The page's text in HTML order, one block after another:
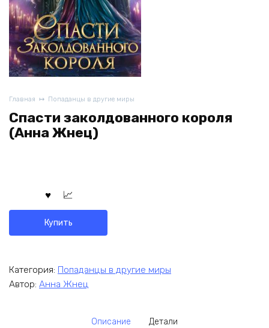
Главная Попаданцы в другие миры
Спасти заколдованного короля
(Анна Жнец)
Купить
Категория: Попаданцы в другие миры
Автор: Анна Жнец
Описание Детали